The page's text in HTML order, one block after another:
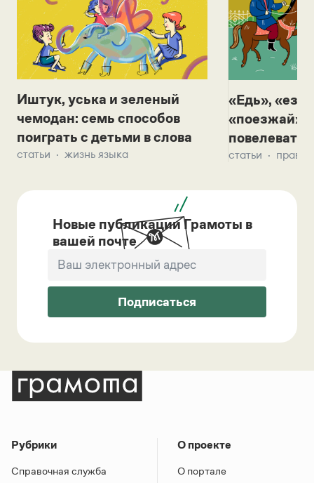
Иштук, уська и зеленый
чемодан: семь способов
поиграть с детьми в слова
статьи жизнь языка
«Едь»,
«поезжай»?
повелевать
статьи
Новые публикации Грамоты в
вашей почте
Подписаться
Рубрики
Справочная служба
О проекте
О портале